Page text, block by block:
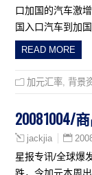
口加国的汽车激
国入口汽车到加
READ MORE
加元汇率 背景
20081004/
jackjia
星报专讯/全球爆